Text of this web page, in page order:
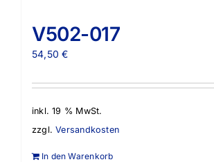
V502-017
54,50€
inkl. 19 % MwSt.
zzgl.Versandkosten
In den Warenkorb